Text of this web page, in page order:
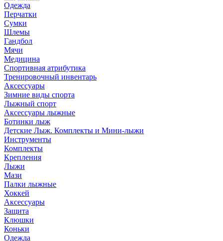
Одежда
Перчатки
Сумки
Шлемы
Гандбол
Мячи
Медицина
Спортивная атрибутика
Тренировочный инвентарь
Аксессуары
Зимние виды спорта
Лыжный спорт
Аксессуары лыжные
Ботинки лыж
Детские Лыж. Комплекты и Мини-лыжи
Инструменты
Комплекты
Крепления
Лыжи
Мази
Палки лыжные
Хоккей
Аксессуары
Защита
Клюшки
Коньки
Одежда